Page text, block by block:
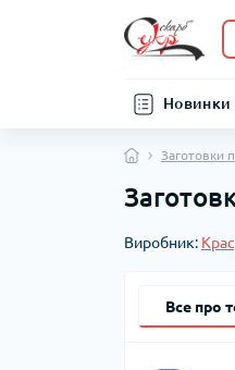
Новинки
Заготовки
Виробник:
Все про